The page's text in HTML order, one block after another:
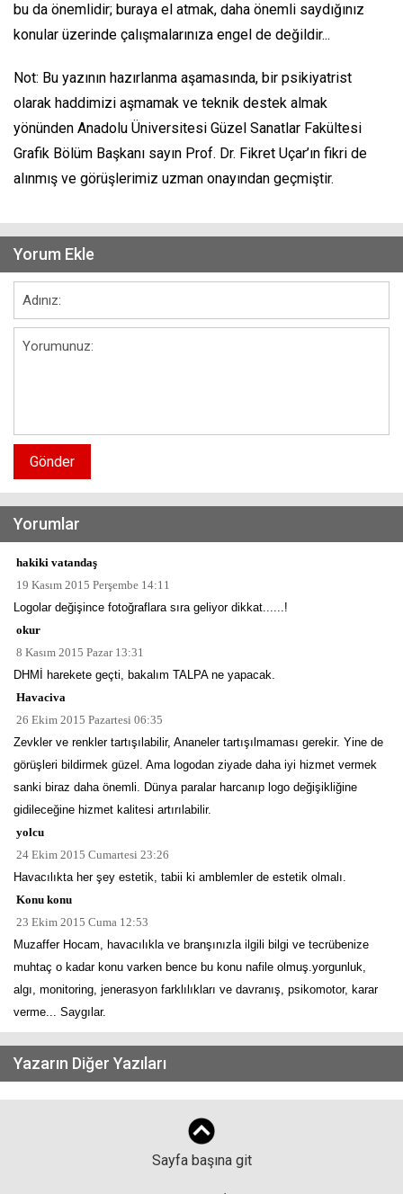
bu da önemlidir; buraya el atmak, daha önemli saydığınız
konular üzerinde çalışmalarınıza engel de değildir...
Not: Bu yazının hazırlanma aşamasında, bir psikiyatrist
olarak haddimizi aşmamak ve teknik destek almak
yönünden Anadolu Üniversitesi Güzel Sanatlar Fakültesi
Grafik Bölüm Başkanı sayın Prof. Dr. Fikret Uçar’ın fikri de
alınmış ve görüşlerimiz uzman onayından geçmiştir.
Yorum Ekle
Gönder
Yorumlar
hakiki vatandaş
19 Kasım 2015 Perşembe 14:11
Logolar değişince fotoğraflara sıra geliyor dikkat......!
okur
8 Kasım 2015 Pazar 13:31
DHMİ harekete geçti, bakalım TALPA ne yapacak.
Havaciva
26 Ekim 2015 Pazartesi 06:35
Zevkler ve renkler tartışılabilir, Ananeler tartışılmaması gerekir. Yine de
görüşleri bildirmek güzel. Ama logodan ziyade daha iyi hizmet vermek
sanki biraz daha önemli. Dünya paralar harcanıp logo değişikliğine
gidileceğine hizmet kalitesi artırılabilir.
yolcu
24 Ekim 2015 Cumartesi 23:26
Havacılıkta her şey estetik, tabii ki amblemler de estetik olmalı.
Konu konu
23 Ekim 2015 Cuma 12:53
Muzaffer Hocam, havacılıkla ve branşınızla ilgili bilgi ve tecrübenize
muhtaç o kadar konu varken bence bu konu nafile olmuş.yorgunluk,
algı, monitoring, jenerasyon farklılıkları ve davranış, psikomotor, karar
verme... Saygılar.
Yazarın Diğer Yazıları
Sayfa başına git